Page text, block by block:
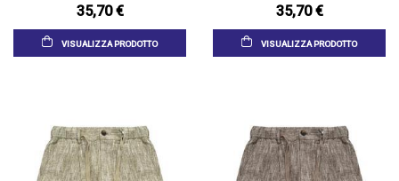
35,70 €
VISUALIZZA PRODOTTO
35,70 €
VISUALIZZA PRODOTTO